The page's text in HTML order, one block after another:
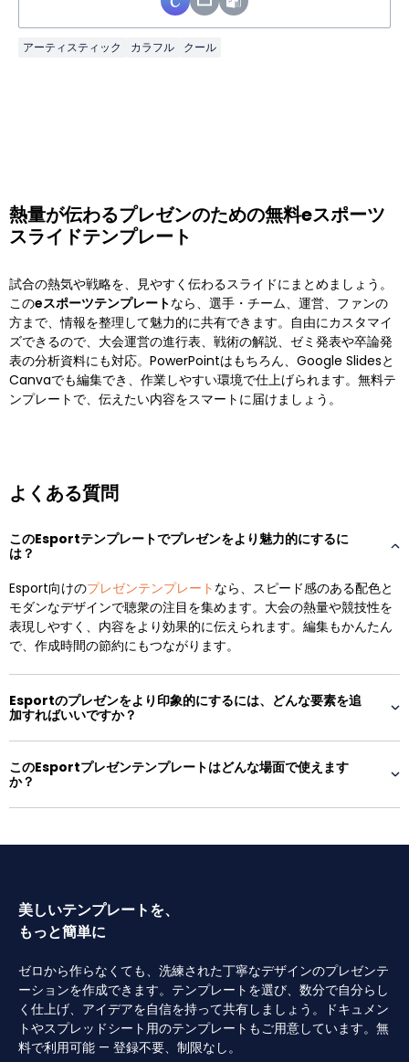
アーティスティック カラフル クール
熱量が伝わるプレゼンのための無料eスポーツ
スライドテンプレート
試合の熱気や戦略を、見やすく伝わるスライドにまとめましょう。
このeスポーツテンプレートなら、選手・チーム、運営、ファンの
方まで、情報を整理して魅力的に共有できます。自由にカスタマイ
ズできるので、大会運営の進行表、戦術の解説、ゼミ発表や卒論発
表の分析資料にも対応。PowerPointはもちろん、Google Slidesと
Canvaでも編集でき、作業しやすい環境で仕上げられます。無料テ
ンプレートで、伝えたい内容をスマートに届けましょう。
よくある質問
このEsportテンプレートでプレゼンをより魅力的にするに
は？
Esport向けのプレゼンテンプレート なら、スピード感のある配色と
モダンなデザインで聴衆の注目を集めます。大会の熱量や競技性を
表現しやすく、内容をより効果的に伝えられます。編集もかんたん
で、作成時間の節約にもつながります。
Esportのプレゼンをより印象的にするには、どんな要素を追
加すればいいですか？
このEsportプレゼンテンプレートはどんな場面で使えます
か？
美しいテンプレートを、
もっと簡単に
ゼロから作らなくても、洗練された丁寧なデザインのプレゼンテ
ーションを作成できます。テンプレートを選び、数分で自分らし
く仕上げ、アイデアを自信を持って共有しましょう。ドキュメン
トやスプレッドシート用のテンプレートもご用意しています。無
料で利用可能 — 登録不要、制限なし。